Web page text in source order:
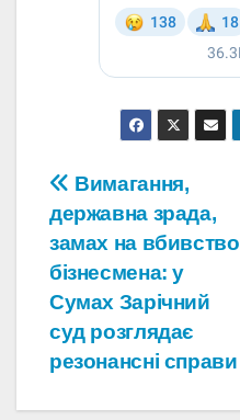
Навігація
записів
Вимагання,
державна зрада,
замах на вбивство
бізнесмена: у
Сумах Зарічний
суд розглядає
резонансні справи